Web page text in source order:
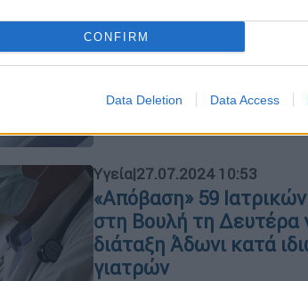
CONFIRM
Data Deletion Data Access
ηλεκτρονικής
Το νέο αναβαθμισμένο
Υγεία|27.07.2024 10:53
«Απόβαση» 59
στη Βουλή τη Δευτέρα
διάταξη Άδωνι κατά
γιατρών